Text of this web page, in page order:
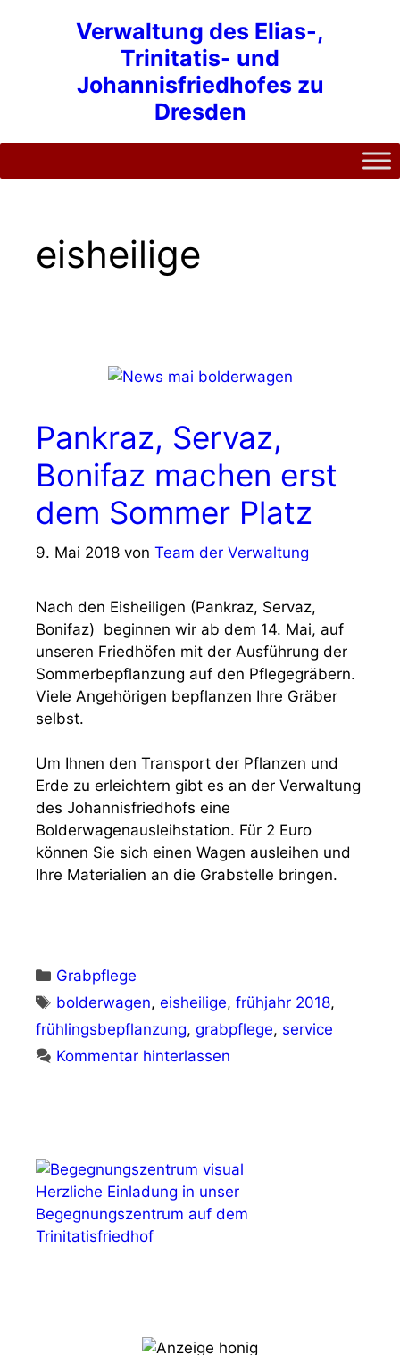
Verwaltung des Elias-,
Trinitatis- und
Johannisfriedhofes zu
Dresden
eisheilige
Pankraz, Servaz,
Bonifaz machen erst
dem Sommer Platz
9. Mai 2018 von Team der Verwaltung
Nach den Eisheiligen (Pankraz, Servaz,
Bonifaz) beginnen wir ab dem 14. Mai, auf
unseren Friedhöfen mit der Ausführung der
Sommerbepflanzung auf den Pflegegräbern.
Viele Angehörigen bepflanzen Ihre Gräber
selbst.
Um Ihnen den Transport der Pflanzen und
Erde zu erleichtern gibt es an der Verwaltung
des Johannisfriedhofs eine
Bolderwagenausleihstation. Für 2 Euro
können Sie sich einen Wagen ausleihen und
Ihre Materialien an die Grabstelle bringen.
Kategorien
Grabpflege
Schlagwörter
bolderwagen,eisheilige,frühjahr 2018,
frühlingsbepflanzung, grabpflege, service
Kommentar hinterlassen
Herzliche Einladung in unser
Begegnungszentrum auf dem
Trinitatisfriedhof